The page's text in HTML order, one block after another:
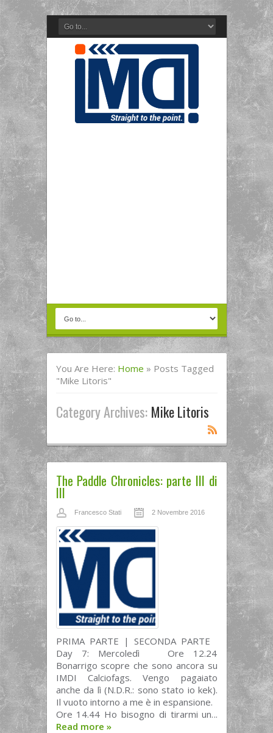
You Are Here: Home » Posts Tagged
"mike Litoris"
Category Archives: Mike Litoris
The Paddle Chronicles: parte III di
III
Francesco Stati 2 Novembre 2016
PRIMA PARTE | SECONDA PARTE
Day 7: Mercoledì Ore 12.24
Bonarrigo scopre che sono ancora su
IMDI Calciofags. Vengo pagaiato
anche da lì (N.D.R.: sono stato io kek).
Il vuoto intorno a me è in espansione.
Ore 14.44 Ho bisogno di tirarmi un...
Read more »